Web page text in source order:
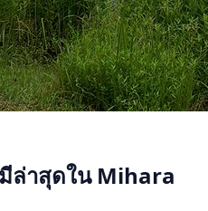
ล่าสุดใน Mihara